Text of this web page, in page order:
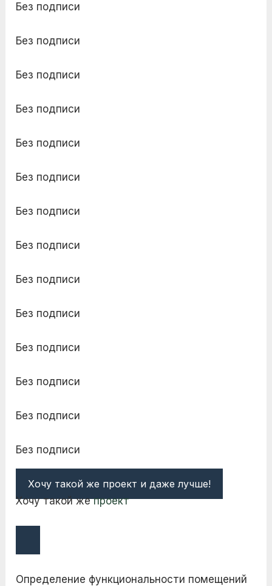
Без подписи
Без подписи
Без подписи
Без подписи
Без подписи
Без подписи
Без подписи
Без подписи
Без подписи
Без подписи
Без подписи
Без подписи
Без подписи
Без подписи
Хочу такой же проект и даже лучше!
Хочу такой жепроект
Определение функциональности помещений